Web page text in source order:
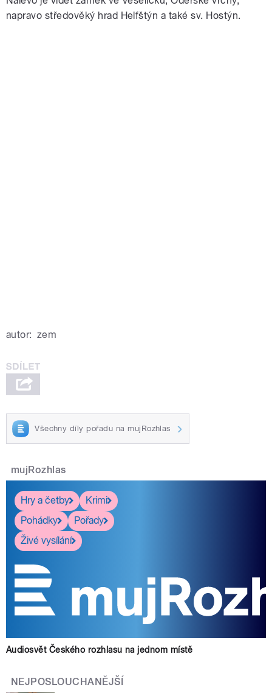
napravo středověký hrad Helfštýn a také sv. Hostýn.
autor: zem
Všechny díly pořadu na mujRozhlas
mujRozhlas
Hry a četby
Krimi
Pohádky
Pořady
Živé vysílání
Audiosvět Českého rozhlasu na jednom místě
NEJPOSLOUCHANĚJŠÍ